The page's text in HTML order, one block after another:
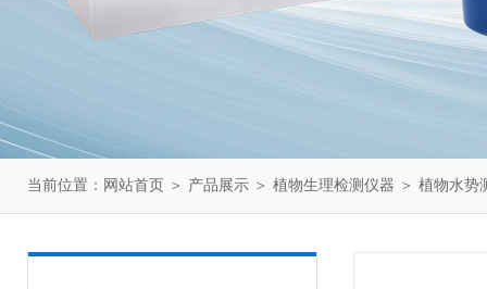
当前位置： 网站首页 ＞ 产品展示 ＞ 植物生理检测仪器 ＞ 植物水势